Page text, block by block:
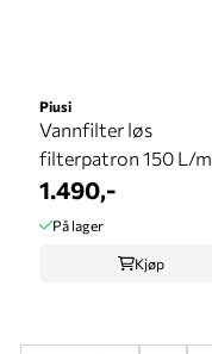
Piusi
Vannfilter løs
filterpatron 150 L/
1.490,-
På lager
Kjøp